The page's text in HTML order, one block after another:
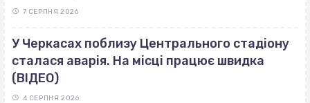
7 СЕРПНЯ 2026
У Черкасах поблизу Центрального стадіону
сталася аварія. На місці працює швидка
(ВІДЕО)
4 СЕРПНЯ 2026